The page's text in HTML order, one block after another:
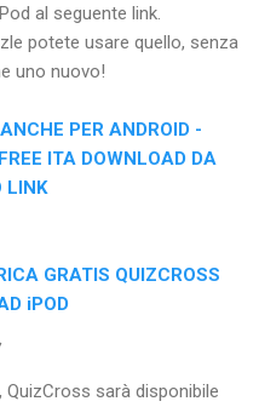
al seguente link.
potete usare quello, senza
uno nuovo!
PER ANDROID -
ITA DOWNLOAD DA
LINK
GRATIS QUIZCROSS
iPOD
sarà disponibile